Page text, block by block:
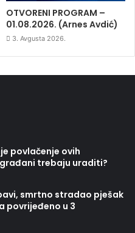
OTVORENI PROGRAM –
01.08.2026. (Arnes Avdić)
3. Avgusta 2026.
povlačenje ovih
trebaju uraditi?
smrtno stradao pješak
povrijeđeno u 3